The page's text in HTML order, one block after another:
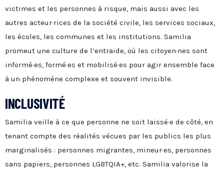
victimes et les personnes à risque, mais aussi avec les
autres acteur·rices de la société civile, les services sociaux,
les écoles, les communes et les institutions. Samilia
promeut une culture de l’entraide, où les citoyen·nes sont
informé·es, formé·es et mobilisé·es pour agir ensemble face
à un phénomène complexe et souvent invisible.
INCLUSIVITÉ
Samilia veille à ce que personne ne soit laissé·e de côté, en
tenant compte des réalités vécues par les publics les plus
marginalisés : personnes migrantes, mineur·es, personnes
sans papiers, personnes LGBTQIA+, etc. Samilia valorise la